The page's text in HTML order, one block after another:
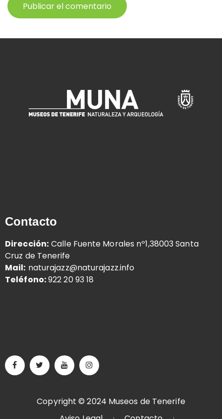
Contacto
Dirección: Calle Fuente Morales nº1,38003 Santa
Cruz de Tenerife
Mail: naturajazz@naturajazz.info
Teléfono:922 20 93 18
Copyright © 2024 Museos de Tenerife